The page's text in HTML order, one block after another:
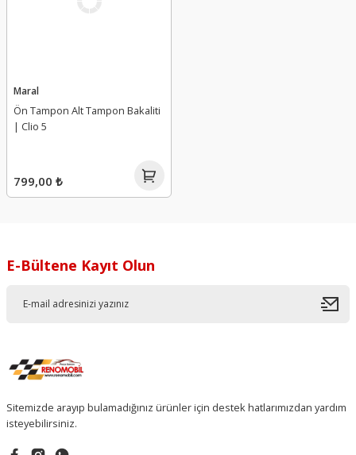
Maral
Ön Tampon Alt Tampon Bakaliti
| Clio 5
799,00 ₺
E-Bültene Kayıt Olun
Sitemizde arayıp bulamadığınız ürünler için destek hatlarımızdan yardım
isteyebilirsiniz.